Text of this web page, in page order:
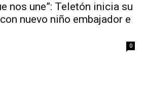
nos une”: Teletón inicia su
nuevo niño embajador e
0